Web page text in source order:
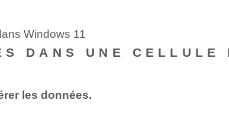
Windows 11
DANS UNE CELLULE
les données.